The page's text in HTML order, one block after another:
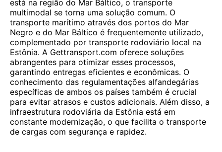
está na região do Mar Báltico, o transporte
multimodal se torna uma solução comum. O
transporte marítimo através dos portos do Mar
Negro e do Mar Báltico é frequentemente utilizado,
complementado por transporte rodoviário local na
Estônia. A Gettransport.com oferece soluções
abrangentes para otimizar esses processos,
garantindo entregas eficientes e econômicas. O
conhecimento das regulamentações alfandegárias
específicas de ambos os países também é crucial
para evitar atrasos e custos adicionais. Além disso, a
infraestrutura rodoviária da Estônia está em
constante modernização, o que facilita o transporte
de cargas com segurança e rapidez.